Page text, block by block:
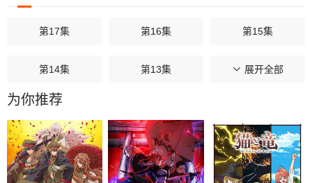
第17集 第16集 第15集
第14集 第13集 第12集
第11集
第08集 第07集 第06集
展开全部
为你推荐